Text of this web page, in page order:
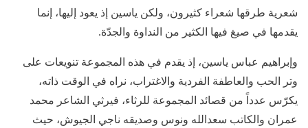
شعرية طرقها شعراء كثيرون، ولكن ياسين إذ يعود إليها، إنما
يقدمها في صيغ فيها الكثير من النداوة والجدّة.
وإبراهيم عباس ياسين، إذ يقدم في هذه المجموعة تنويعات على
وتر الحب والعاطفة الفردية والاغتراب، نراه في الوقت ذاته،
يكرّس عدداً من قصائد المجموعة للرثاء، فيرثي الشاعر محمد
عمران والكاتب سعدالله ونوس وصديقه ناجي الجيوش، حيث